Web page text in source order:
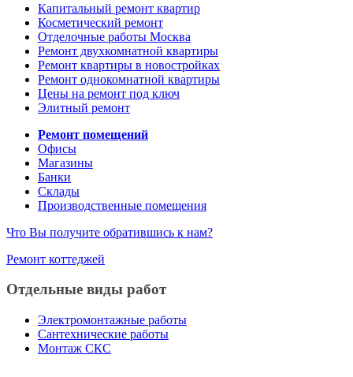
Капитальный ремонт квартир
Косметический ремонт
Отделочные работы Москва
Ремонт двухкомнатной квартиры
Ремонт квартиры в новостройках
Ремонт однокомнатной квартиры
Цены на ремонт под ключ
Элитный ремонт
Ремонт помещений
Офисы
Магазины
Банки
Склады
Производственные помещения
Что Вы получите обратившись к нам?
Ремонт коттеджей
Отдельные виды работ
Электромонтажные работы
Сантехнические работы
Монтаж СКС